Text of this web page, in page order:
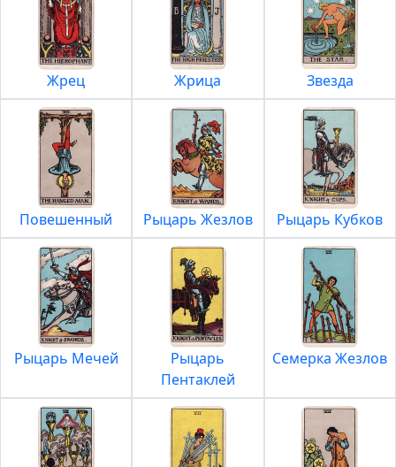
Жрец Жрица Звезда
Повешенный Рыцарь Жезлов Рыцарь Кубков
Рыцарь Мечей
Рыцарь
Пентаклей
Семерка Жезлов